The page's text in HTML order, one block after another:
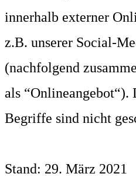
innerhalb externer
z.B. unserer Social-
(nachfolgend
als “Onlineangebot“).
Begriffe sind nicht
Stand: 29. März 2021